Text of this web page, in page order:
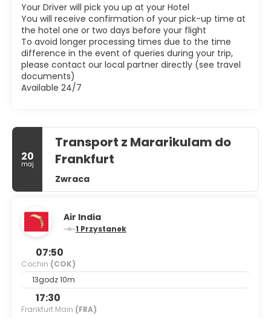
Your Driver will pick you up at your Hotel
You will receive confirmation of your pick-up time at
the hotel one or two days before your flight
To avoid longer processing times due to the time
difference in the event of queries during your trip,
please contact our local partner directly (see travel
documents)
Available 24/7
20
maj
Transport z Mararikulam do
Frankfurt
Zwraca
Air India
1 Przystanek
07:50
Cochin (COK)
13godz 10m
17:30
Frankfurt Main (FRA)